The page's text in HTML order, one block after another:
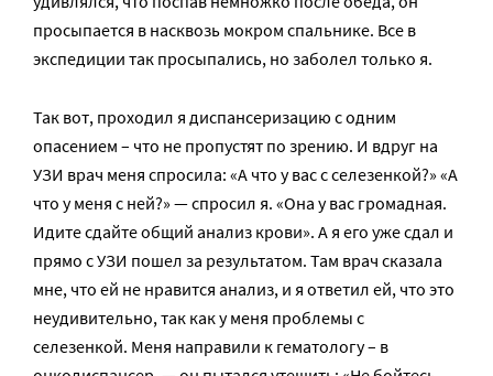
просыпается в насквозь мокром спальнике. Все в
экспедиции так просыпались, но заболел только я.
Так вот, проходил я диспансеризацию с одним
опасением – что не пропустят по зрению. И вдруг на
УЗИ врач меня спросила: «А что у вас с селезенкой?» «А
что у меня с ней?» — спросил я. «Она у вас громадная.
Идите сдайте общий анализ крови». А я его уже сдал и
прямо с УЗИ пошел за результатом. Там врач сказала
мне, что ей не нравится анализ, и я ответил ей, что это
неудивительно, так как у меня проблемы с
селезенкой. Меня направили к гематологу – в